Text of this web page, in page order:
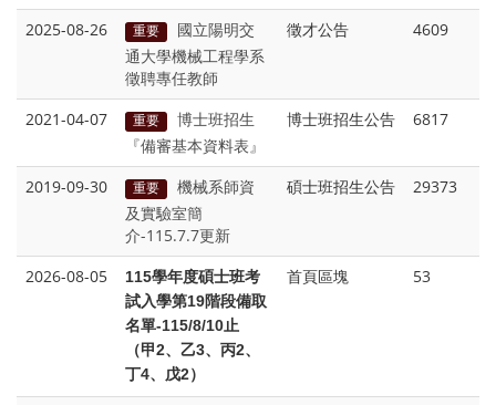
2025-08-26 重要
國立陽明交
通大學機械工程學系
徵聘專任教師
徵才公告 4609
2021-04-07 重要
博士班招生
『備審基本資料表』
博士班招生公告 6817
2019-09-30 重要
機械系師資
及實驗室簡
介-115.7.7更新
碩士班招生公告 29373
2026-08-05 115學年度碩士班考
試入學第19階段備取
名單-115/8/10止
（甲2、乙3、丙2、
丁4、戊2）
首頁區塊 53